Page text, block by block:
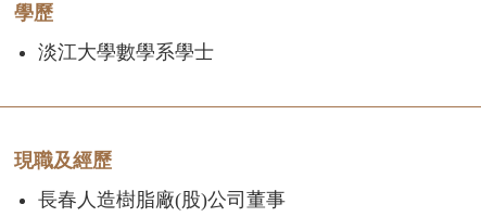
學歷
淡江大學數學系學士
現職及經歷
長春人造樹脂廠(股)公司董事